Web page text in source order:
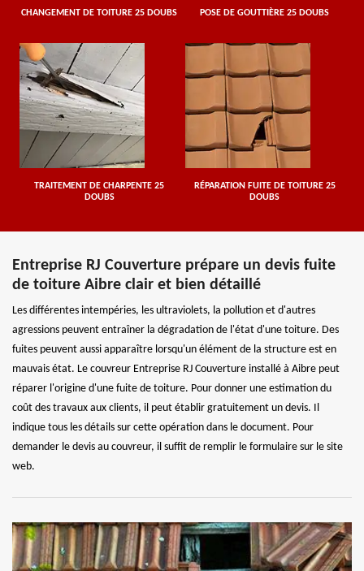
CHANGEMENT DE TOITURE 25 DOUBS POSE DE GOUTTIÈRE 25 DOUBS
TRAITEMENT DE CHARPENTE 25
DOUBS
RÉPARATION FUITE DE TOITURE 25
DOUBS
Entreprise RJ Couverture prépare un devis fuite
de toiture Aibre clair et bien détaillé
Les différentes intempéries, les ultraviolets, la pollution et d'autres
agressions peuvent entraîner la dégradation de l'état d'une toiture. Des
fuites peuvent aussi apparaître lorsqu'un élément de la structure est en
mauvais état. Le couvreur Entreprise RJ Couverture installé à Aibre peut
réparer l'origine d'une fuite de toiture. Pour donner une estimation du
coût des travaux aux clients, il peut établir gratuitement un devis. Il
indique tous les détails sur cette opération dans le document. Pour
demander le devis au couvreur, il suffit de remplir le formulaire sur le site
web.